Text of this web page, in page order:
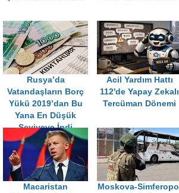
Rusya’da
Vatandaşların Borç
Yükü 2019’dan Bu
Yana En Düşük
Seviyeye İndi
Acil Yardım Hattı
112'de Yapay Zekalı
Tercüman Dönemi
Macaristan
Moskova-Simferopol